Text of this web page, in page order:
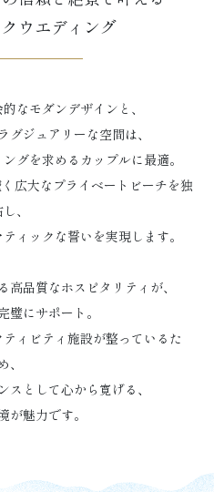
ウエディング
なモダンデザインと、
ジュアリーな空間は、
グを求めるカップルに最適。
広大なプライベートビーチを独
、
ィックな誓いを実現します。
品質なホスピタリティが、
璧にサポート。
ィビティ施設が整っているた
め、
スとして心から寛げる、
が魅力です。